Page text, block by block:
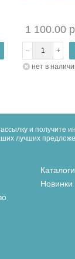
1 100.00
– +
нет в
и получите
лучших
Каталоги
Новинки